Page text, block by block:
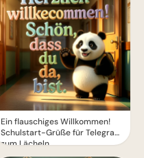
Ein flauschiges Willkommen!
Schulstart-Grüße für Telegram
zum Lächeln